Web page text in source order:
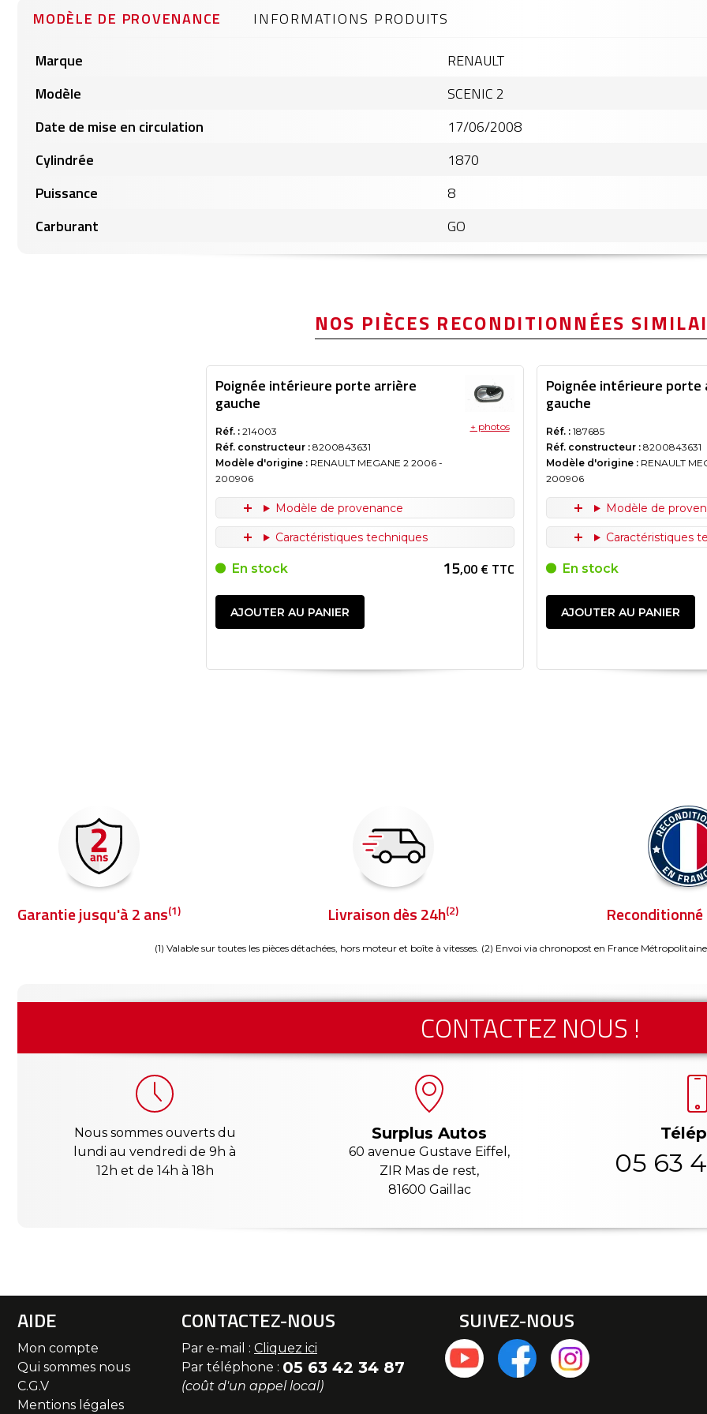
MODÈLE DE PROVENANCE
produits
Marque
RENAULT
Modèle
SCENIC 2
Date de mise en circulation
17/06/2008
Cylindrée
1870
Puissance
8
Carburant
GO
INFORMATIONS PRODUITS
NOS PIÈCES RECONDITIONNÉES
Poignée intérieure porte arrière
gauche
Réf. : 214003
Réf. constructeur : 8200843631
Modèle d'origine : RENAULT MEGANE 2 2006 -
200906
+ photos
Modèle de provenance
Caractéristiques techniques
En stock 15,00 € TTC
AJOUTER AU PANIER
Poignée intérieure porte
gauche
Réf. : 187685
Réf. constructeur : 8200843631
Modèle d'origine : RENAULT
200906
Modèle de
Caractéristiques
En stock
AJOUTER AU PANIER
Garantie jusqu'à 2 ans(1) Livraison dès 24h(2) Reconditionné
(1) Valable sur toutes les pièces détachées, hors moteur et boîte à vitesses. (2) Envoi via chronopost en France
CONTACTEZ NOUS !
Nous sommes ouverts du
lundi au vendredi de 9h à
12h et de 14h à 18h
Surplus Autos
60 avenue Gustave Eiffel,
ZIR Mas de rest,
81600 Gaillac
05 63
AIDE
Mon compte
Qui sommes nous
C.G.V
Mentions légales
CONTACTEZ-NOUS
Par e-mail : Cliquez ici
Par téléphone : 05 63 42 34 87
(coût d'un appel local)
SUIVEZ-NOUS